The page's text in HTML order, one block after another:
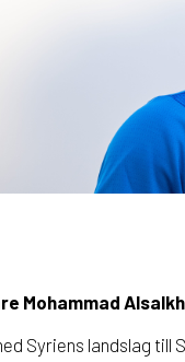
Mohammad
Syriens landslag till